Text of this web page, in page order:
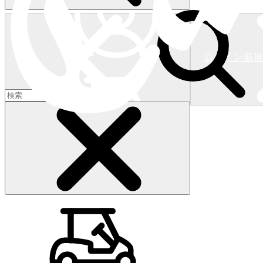
ログイン/新
ショッピングカート 0)